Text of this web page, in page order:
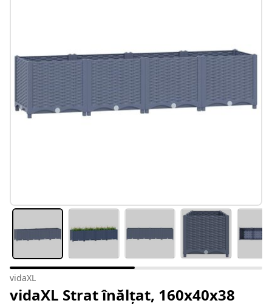
vidaXL
vidaXL Strat înălțat, 160x40x38